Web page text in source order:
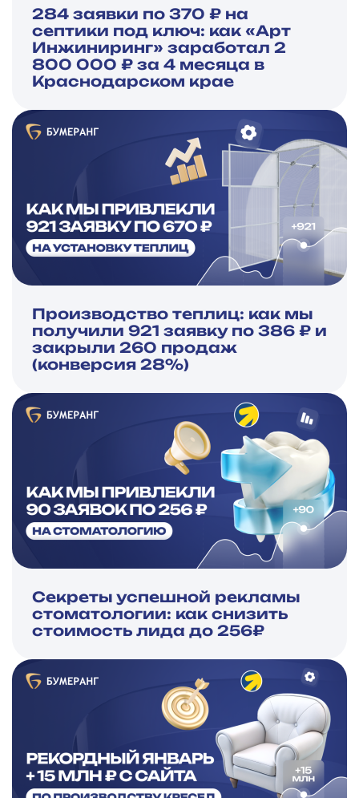
284 заявки по 370 ₽ на
септики под ключ: как «Арт
Инжиниринг» заработал 2
800 000 ₽ за 4 месяца в
Краснодарском крае
Производство теплиц: как мы
получили 921 заявку по 386 ₽ и
закрыли 260 продаж
(конверсия 28%)
Секреты успешной рекламы
стоматологии: как снизить
стоимость лида до 256₽